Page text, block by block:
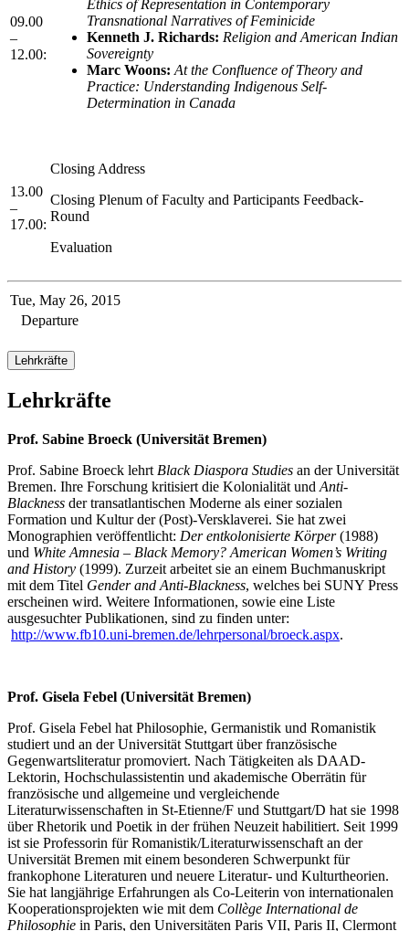
09.00
–
12.00:
Ethics of Representation in Contemporary
Transnational Narratives of Feminicide
Kenneth J. Richards: Religion and American Indian
Sovereignty
Marc Woons: At the Confluence of Theory and
Practice: Understanding Indigenous Self-
Determination in Canada
13.00
–
17.00:
Closing Address
Closing Plenum of Faculty and Participants Feedback-
Round
Evaluation
Tue, May 26, 2015
Departure
Lehrkräfte
Lehrkräfte
Prof. Sabine Broeck (Universität Bremen)
Prof. Sabine Broeck lehrt Black Diaspora Studies an der Universität
Bremen. Ihre Forschung kritisiert die Kolonialität und Anti-
Blackness der transatlantischen Moderne als einer sozialen
Formation und Kultur der (Post)-Versklaverei. Sie hat zwei
Monographien veröffentlicht: Der entkolonisierte Körper(1988)
und White Amnesia – Black Memory? American Women’s Writing
and History (1999). Zurzeit arbeitet sie an einem Buchmanuskript
mit dem Titel Gender and Anti-Blackness, welches bei SUNY Press
erscheinen wird. Weitere Informationen, sowie eine Liste
ausgesuchter Publikationen, sind zu finden unter:
http://www.fb10.uni-bremen.de/lehrpersonal/broeck.aspx.
Prof. Gisela Febel (Universität Bremen)
Prof. Gisela Febel hat Philosophie, Germanistik und Romanistik
studiert und an der Universität Stuttgart über französische
Gegenwartsliteratur promoviert. Nach Tätigkeiten als DAAD-
Lektorin, Hochschulassistentin und akademische Oberrätin für
französische und allgemeine und vergleichende
Literaturwissenschaften in St-Etienne/F und Stuttgart/D hat sie 1998
über Rhetorik und Poetik in der frühen Neuzeit habilitiert. Seit 1999
ist sie Professorin für Romanistik/Literaturwissenschaft an der
Universität Bremen mit einem besonderen Schwerpunkt für
frankophone Literaturen und neuere Literatur- und Kulturtheorien.
Sie hat langjährige Erfahrungen als Co-Leiterin von internationalen
Kooperationsprojekten wie mit dem Collège International de
Philosophie in Paris, den Universitäten Paris VII, Paris II, Clermont